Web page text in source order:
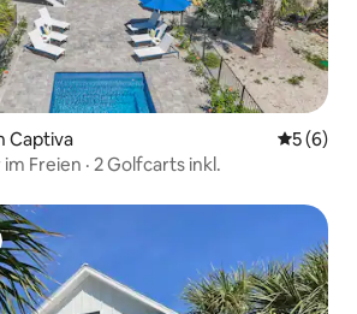
Captiva
5 (6)
im Freien · 2 Golfcarts inkl.